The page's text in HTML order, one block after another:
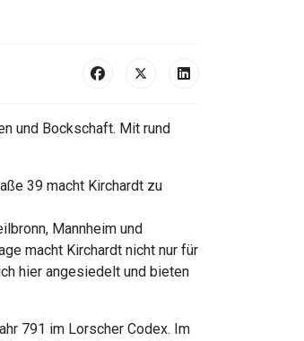
und Bockschaft. Mit rund
39 macht Kirchardt zu
Mannheim und
macht Kirchardt nicht nur für
hier angesiedelt und bieten
791 im Lorscher Codex. Im